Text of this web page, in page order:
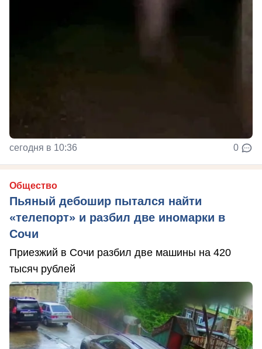
сегодня в 10:36 0
Общество
Пьяный дебошир пытался найти
«телепорт» и разбил две иномарки в
Сочи
Приезжий в Сочи разбил две машины на 420
тысяч рублей